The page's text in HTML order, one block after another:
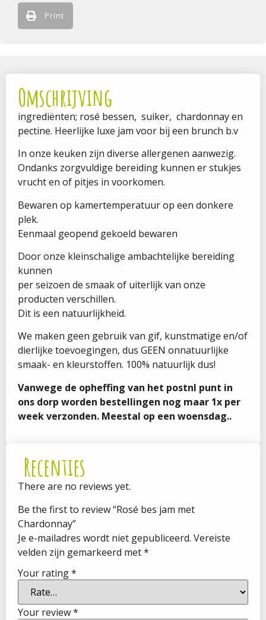
Print
Omschrijving
ingrediënten; rosé bessen, suiker, chardonnay en
pectine. Heerlijke luxe jam voor bij een brunch b.v
In onze keuken zijn diverse allergenen aanwezig.
Ondanks zorgvuldige bereiding kunnen er stukjes
vrucht en of pitjes in voorkomen.
Bewaren op kamertemperatuur op een donkere
plek.
Eenmaal geopend gekoeld bewaren
Door onze kleinschalige ambachtelijke bereiding
kunnen
per seizoen de smaak of uiterlijk van onze
producten verschillen.
Dit is een natuurlijkheid.
We maken geen gebruik van gif, kunstmatige en/of
dierlijke toevoegingen, dus GEEN onnatuurlijke
smaak- en kleurstoffen. 100% natuurlijk dus!
Vanwege de opheffing van het postnl punt in
ons dorp worden bestellingen nog maar 1x per
week verzonden. Meestal op een woensdag..
Recenties
There are no reviews yet.
Be the first to review “Rosé bes jam met
Chardonnay”
Je e-mailadres wordt niet gepubliceerd. Vereiste
velden zijn gemarkeerd met*
Your rating*
Your review*